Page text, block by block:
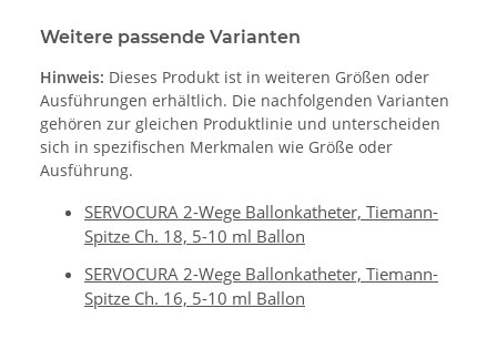
Weitere passende Varianten
Hinweis: Dieses Produkt ist in weiteren Größen oder
Ausführungen erhältlich. Die nachfolgenden Varianten
gehören zur gleichen Produktlinie und unterscheiden
sich in spezifischen Merkmalen wie Größe oder
Ausführung.
SERVOCURA 2-Wege Ballonkatheter, Tiemann-
Spitze Ch. 18, 5-10 ml Ballon
SERVOCURA 2-Wege Ballonkatheter, Tiemann-
Spitze Ch. 16, 5-10 ml Ballon